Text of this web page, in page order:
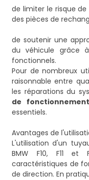
de limiter le risque
des pièces de
de soutenir une
du véhicule grâce
fonctionnels.
Pour de nombreux
raisonnable entre
les réparations du
de
essentiels.
Avantages de
L'utilisation d'un
BMW F10, F11 et
caractéristiques de
de direction. En